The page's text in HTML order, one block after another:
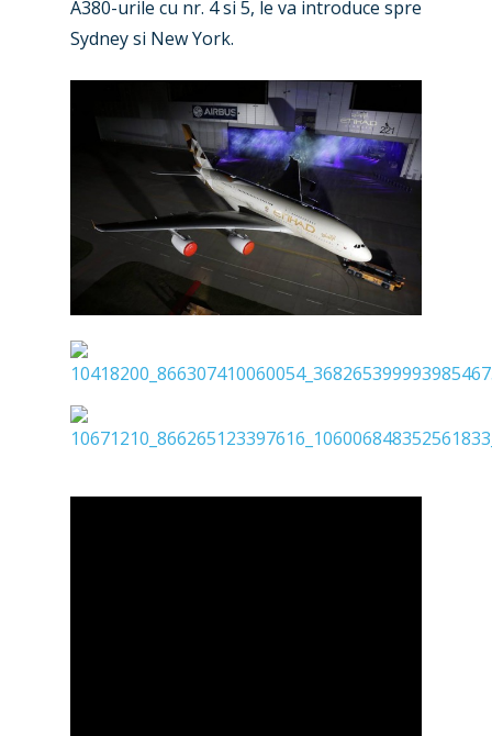
A380-urile cu nr. 4 si 5, le va introduce spre
Sydney si New York.